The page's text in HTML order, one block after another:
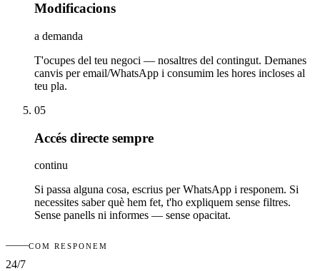
Modificacions
a demanda
T'ocupes del teu negoci — nosaltres del contingut. Demanes
canvis per email/WhatsApp i consumim les hores incloses al
teu pla.
05
Accés directe sempre
continu
Si passa alguna cosa, escrius per WhatsApp i responem. Si
necessites saber què hem fet, t'ho expliquem sense filtres.
Sense panells ni informes — sense opacitat.
COM RESPONEM
24/7